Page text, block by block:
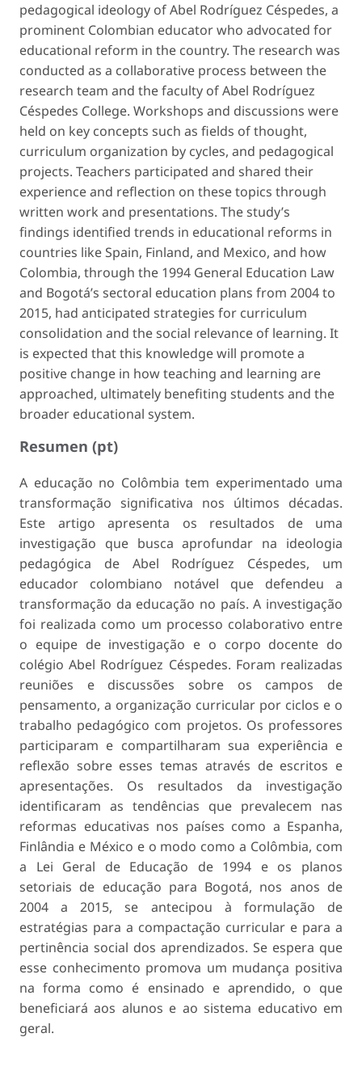
pedagogical ideology of Abel Rodríguez Céspedes, a
prominent Colombian educator who advocated for
educational reform in the country. The research was
conducted as a collaborative process between the
research team and the faculty of Abel Rodríguez
Céspedes College. Workshops and discussions were
held on key concepts such as fields of thought,
curriculum organization by cycles, and pedagogical
projects. Teachers participated and shared their
experience and reflection on these topics through
written work and presentations. The study’s
findings identified trends in educational reforms in
countries like Spain, Finland, and Mexico, and how
Colombia, through the 1994 General Education Law
and Bogotá’s sectoral education plans from 2004 to
2015, had anticipated strategies for curriculum
consolidation and the social relevance of learning. It
is expected that this knowledge will promote a
positive change in how teaching and learning are
approached, ultimately benefiting students and the
broader educational system.
Resumen (pt)
A educação no Colômbia tem experimentado uma
transformação significativa nos últimos décadas.
Este artigo apresenta os resultados de uma
investigação que busca aprofundar na ideologia
pedagógica de Abel Rodríguez Céspedes, um
educador colombiano notável que defendeu a
transformação da educação no país. A investigação
foi realizada como um processo colaborativo entre
o equipe de investigação e o corpo docente do
colégio Abel Rodríguez Céspedes. Foram realizadas
reuniões e discussões sobre os campos de
pensamento, a organização curricular por ciclos e o
trabalho pedagógico com projetos. Os professores
participaram e compartilharam sua experiência e
reflexão sobre esses temas através de escritos e
apresentações. Os resultados da investigação
identificaram as tendências que prevalecem nas
reformas educativas nos países como a Espanha,
Finlândia e México e o modo como a Colômbia, com
a Lei Geral de Educação de 1994 e os planos
setoriais de educação para Bogotá, nos anos de
2004 a 2015, se antecipou à formulação de
estratégias para a compactação curricular e para a
pertinência social dos aprendizados. Se espera que
esse conhecimento promova um mudança positiva
na forma como é ensinado e aprendido, o que
beneficiará aos alunos e ao sistema educativo em
geral.